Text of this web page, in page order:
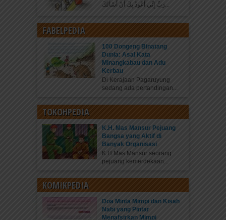
رَبِّ إِنِّي أَعُوذُ بِكَ أَنْ أَسْأَلَكَ...
FABELPEDIA
100 Dongeng Binatang
Dunia: Asal Kata
Minangkabau dan Adu
Kerbau
Di Kerajaan Pagaruyung
sedang ada pertandingan...
TOKOHPEDIA
K.H. Mas Mansur Pejuang
Bangsa yang Aktif di
Banyak Organisasi
K.H Mas Mansur seorang
pejuang kemerdekaan...
KOMIKPEDIA
Doa Minta Mimpi dan Kisah
Nabi yang Pintar
Menafsirkan Mimpi